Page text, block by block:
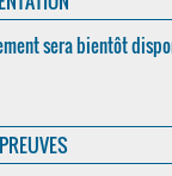
sera bientôt